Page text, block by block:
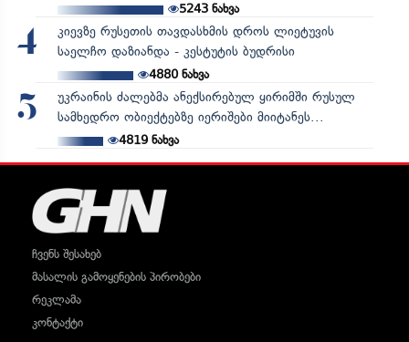
5243ნახვა
4
კიევზე რუსეთის თავდასხმის დროს ლიეტუვის
საელჩო დაზიანდა - კესტუტის ბუდრისი
4880ნახვა
5
უკრაინის ძალებმა ანექსირებულ ყირიმში რუსულ
სამხედრო ობიექტებზე იერიშები მიიტანეს...
4819ნახვა
ჩვენს შესახებ
მასალის გამოყენების პირობები
რეკლამა
კონტაქტი